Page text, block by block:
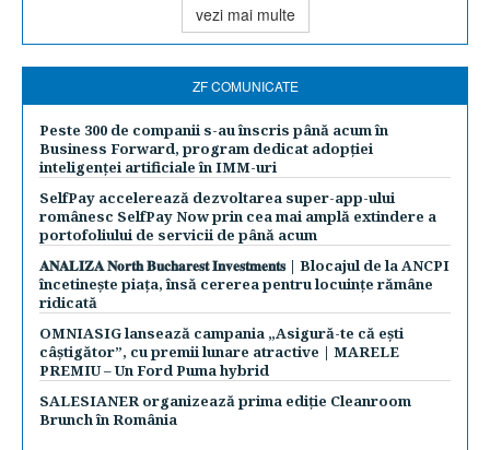
vezi mai multe
ZF COMUNICATE
Peste 300 de companii s-au înscris până acum în
Business Forward, program dedicat adopției
inteligenței artificiale în IMM-uri
SelfPay accelerează dezvoltarea super-app-ului
românesc SelfPay Now prin cea mai amplă extindere a
portofoliului de servicii de până acum
𝐀𝐍𝐀𝐋𝐈𝐙𝐀 𝐍𝐨𝐫𝐭𝐡 𝐁𝐮𝐜𝐡𝐚𝐫𝐞𝐬𝐭 𝐈𝐧𝐯𝐞𝐬𝐭𝐦𝐞𝐧𝐭𝐬 | Blocajul de la ANCPI
încetinește piața, însă cererea pentru locuințe rămâne
ridicată
OMNIASIG lansează campania „Asigură-te că ești
câștigător”, cu premii lunare atractive | MARELE
PREMIU – Un Ford Puma hybrid
SALESIANER organizează prima ediție Cleanroom
Brunch în România